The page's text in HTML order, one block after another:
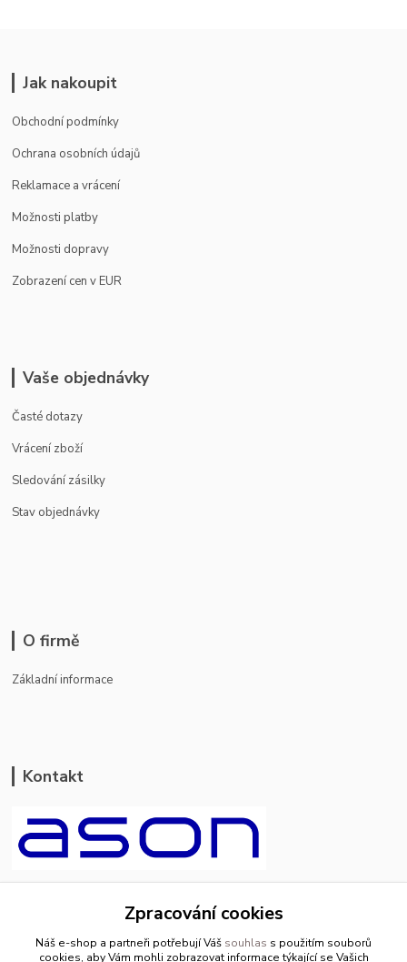
Jak nakoupit
Obchodní podmínky
Ochrana osobních údajů
Reklamace a vrácení
Možnosti platby
Možnosti dopravy
Zobrazení cen v EUR
Vaše objednávky
Časté dotazy
Vrácení zboží
Sledování zásilky
Stav objednávky
O firmě
Základní informace
Kontakt
+420 799 500 769
pracovní dny 8-11hod.,13-15hod.
Zpracování cookies
Náš e-shop a partneři potřebují Váš souhlas s použitím souborů
cookies, aby Vám mohli zobrazovat informace týkající se Vašich